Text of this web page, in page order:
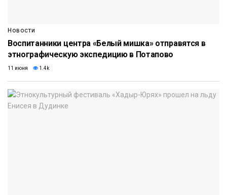
Новости
Воспитанники центра «Белый мишка» отправятся в
этнографическую экспедицию в Потапово
11 июня 1.4k